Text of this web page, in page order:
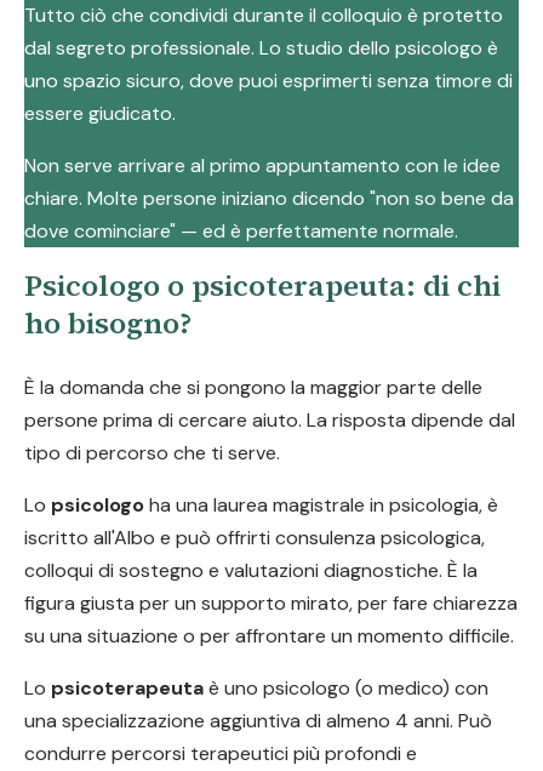
Tutto ciò che condividi durante il colloquio è protetto
dal segreto professionale. Lo studio dello psicologo è
uno spazio sicuro, dove puoi esprimerti senza timore di
essere giudicato.
Non serve arrivare al primo appuntamento con le idee
chiare. Molte persone iniziano dicendo "non so bene da
dove cominciare" — ed è perfettamente normale.
Psicologo o psicoterapeuta: di chi
ho bisogno?
È la domanda che si pongono la maggior parte delle
persone prima di cercare aiuto. La risposta dipende dal
tipo di percorso che ti serve.
Lo psicologoha una laurea magistrale in psicologia, è
iscritto all'Albo e può offrirti consulenza psicologica,
colloqui di sostegno e valutazioni diagnostiche. È la
figura giusta per un supporto mirato, per fare chiarezza
su una situazione o per affrontare un momento difficile.
Lo psicoterapeutaè uno psicologo (o medico) con
una specializzazione aggiuntiva di almeno 4 anni. Può
condurre percorsi terapeutici più profondi e